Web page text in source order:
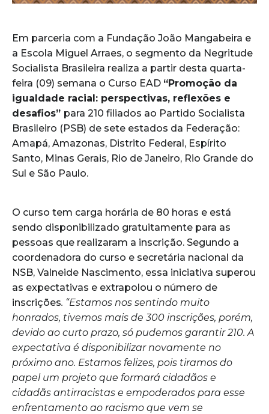
Em parceria com a Fundação João Mangabeira e
a Escola Miguel Arraes, o segmento da Negritude
Socialista Brasileira realiza a partir desta quarta-
feira (09) semana o Curso EAD “Promoção da
igualdade racial: perspectivas, reflexões e
desafios” para 210 filiados ao Partido Socialista
Brasileiro (PSB) de sete estados da Federação:
Amapá, Amazonas, Distrito Federal, Espírito
Santo, Minas Gerais, Rio de Janeiro, Rio Grande do
Sul e São Paulo.
O curso tem carga horária de 80 horas e está
sendo disponibilizado gratuitamente para as
pessoas que realizaram a inscrição. Segundo a
coordenadora do curso e secretária nacional da
NSB, Valneide Nascimento, essa iniciativa superou
as expectativas e extrapolou o número de
inscrições. “Estamos nos sentindo muito
honrados, tivemos mais de 300 inscrições, porém,
devido ao curto prazo, só pudemos garantir 210. A
expectativa é disponibilizar novamente no
próximo ano. Estamos felizes, pois tiramos do
papel um projeto que formará cidadãos e
cidadãs antirracistas e empoderados para esse
enfrentamento ao racismo que vem se